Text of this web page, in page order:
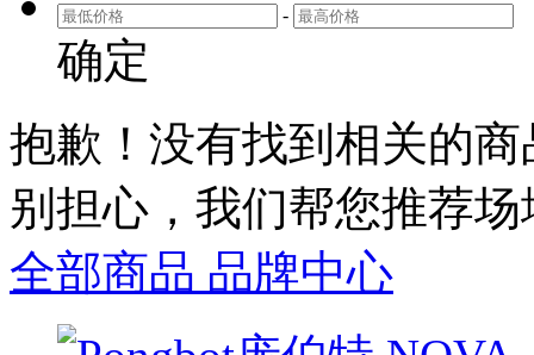
-
确定
抱歉！没有找到相关的商
别担心，我们帮您推荐场
全部商品 品牌中心